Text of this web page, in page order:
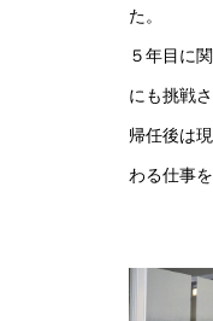
た。
５年目に
にも挑戦
帰任後は
わる仕事